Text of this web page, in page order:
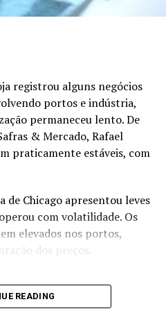
ela também contribui
mais sustentável, aumenta a
são baseadas apenas na
promovemos uma
e mais rentável, sem a
cultivadas”, destaca
agrônomo especialista em
Podcast”serão publicados no
entrevistas e debates com
reconhecidos do setor. O
a publicação de videoaulas
– entre eles, temas
manejo da ferticorreção e o
registrou alguns negócios
portos e indústria,
permaneceu lento. De
& Mercado, Rafael
praticamente estáveis, com
de Chicago apresentou leves
com volatilidade. Os
elevados nos portos,
dos preços.
Assim, os negócios seguem
READING